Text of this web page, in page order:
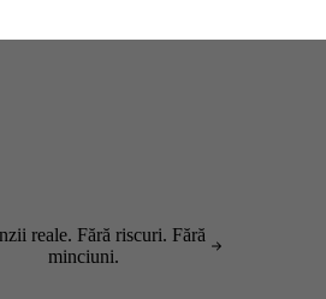
reale. Fără riscuri. Fără
minciuni.